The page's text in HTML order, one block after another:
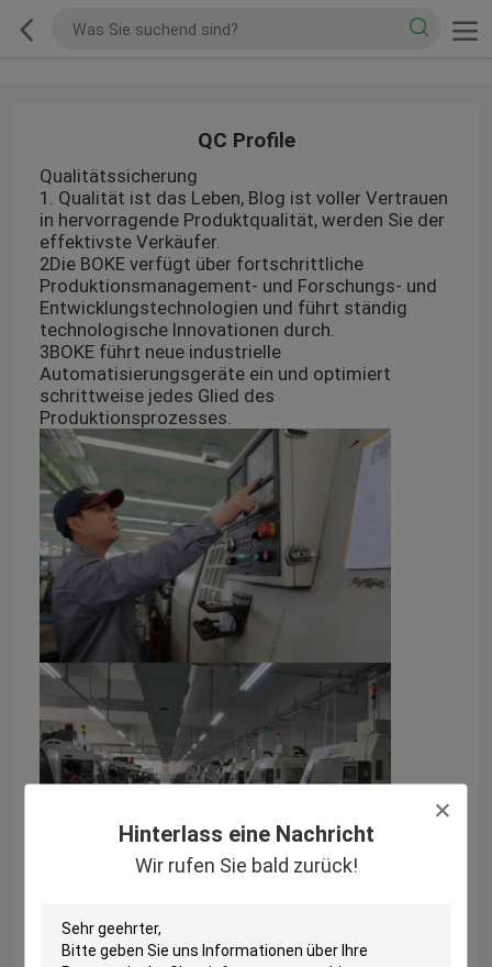
Hinterlass eine Nachricht
Wir rufen Sie bald zurück!
QC Profile
Qualitätssicherung
1. Qualität ist das Leben, Blog ist voller Vertrauen
in hervorragende Produktqualität, werden Sie der
effektivste Verkäufer.
2Die BOKE verfügt über fortschrittliche
Produktionsmanagement- und Forschungs- und
Entwicklungstechnologien und führt ständig
technologische Innovationen durch.
3BOKE führt neue industrielle
Automatisierungsgeräte ein und optimiert
schrittweise jedes Glied des
Produktionsprozesses.
Qualitätsprüfgeräte.
5 BOKE verfügt über eigene vollständige